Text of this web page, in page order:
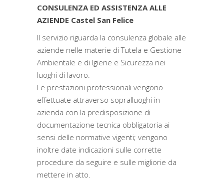
CONSULENZA ED ASSISTENZA ALLE
AZIENDE Castel San Felice
Il servizio riguarda la consulenza globale alle
aziende nelle materie di Tutela e Gestione
Ambientale e di Igiene e Sicurezza nei
luoghi di lavoro.
Le prestazioni professionali vengono
effettuate attraverso sopralluoghi in
azienda con la predisposizione di
documentazione tecnica obbligatoria ai
sensi delle normative vigenti; vengono
inoltre date indicazioni sulle corrette
procedure da seguire e sulle migliorie da
mettere in atto.